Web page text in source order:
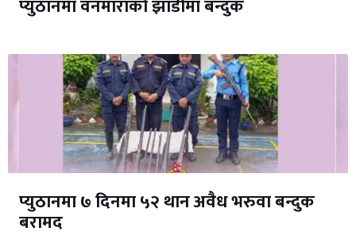
प्युठानमा वनमाराको झाडीमा बन्दुक
प्युठानमा ७ दिनमा ५२ थान अवैध भरुवा बन्दुक
बरामद